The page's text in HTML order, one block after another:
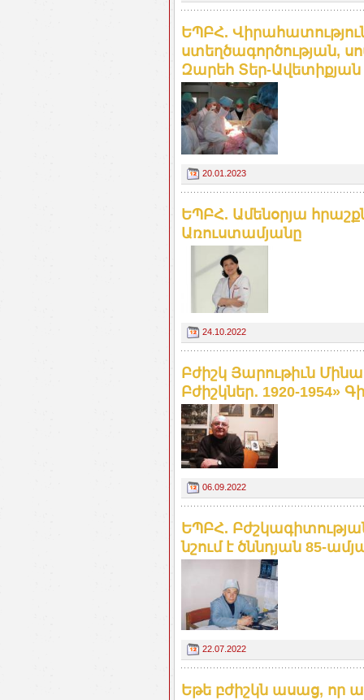
ԵՊԲՀ.
ստեղծագործության,
Զարեհ Տեր-Ավետիքյան
20.01.2023
ԵՊԲՀ. Ամենօրյա
Առուստամյանը
24.10.2022
Բժիշկ Յարութիւն
Բժիշկներ․ 1920-1954»
06.09.2022
ԵՊԲՀ.
նշում է ծննդյան 85-
22.07.2022
Եթե բժիշկն ասաց, որ